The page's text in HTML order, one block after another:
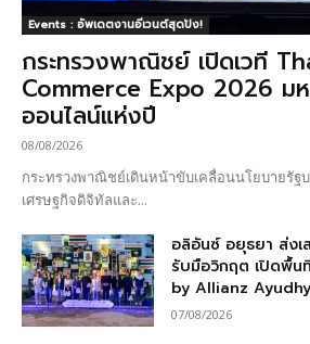
Events : อัพเดตงานอีเวนต์สุดปัง!
กระทรวงพาณิชย์ เปิดเวที
Commerce Expo 2026 มห
ออนไลน์แห่งปี
08/08/2026
กระทรวงพาณิชย์เดินหน้าขับเคลื่อนนโยบายรัฐ
เศรษฐกิจดิจิทัลและ...
อลิอันซ์ อยุธยา ส่งเ
รับมือวิกฤต เปิดพื้น
by Allianz
07/08/2026